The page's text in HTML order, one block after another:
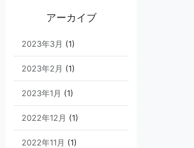
アーカイブ
2023年3月 (1)
2023年2月 (1)
2023年1月 (1)
2022年12月 (1)
2022年11月 (1)